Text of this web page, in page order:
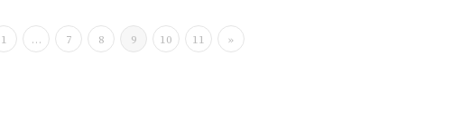
1 … 7 8 9 10 11 »